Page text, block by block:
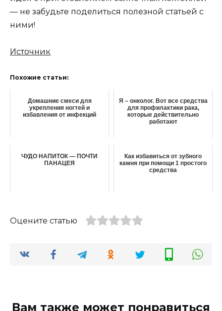
— не забудьте поделиться полезной статьей с
ними!
Источник
Похожие статьи:
Домашние смеси для
укрепления ногтей и
избавления от инфекций
Я – онколог. Вот все средства
для профилактики рака,
которые действительно
работают
ЧУДО НАПИТОК — ПОЧТИ
ПАНАЦЕЯ
Как избавиться от зубного
камня при помощи 1 простого
средства
Оцените статью
Вам также может понравиться